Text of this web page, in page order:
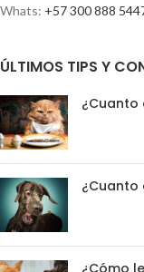
Whats: +57 300 888
ÚLTIMOS TIPS Y
¿Cuanto
¿Cuanto